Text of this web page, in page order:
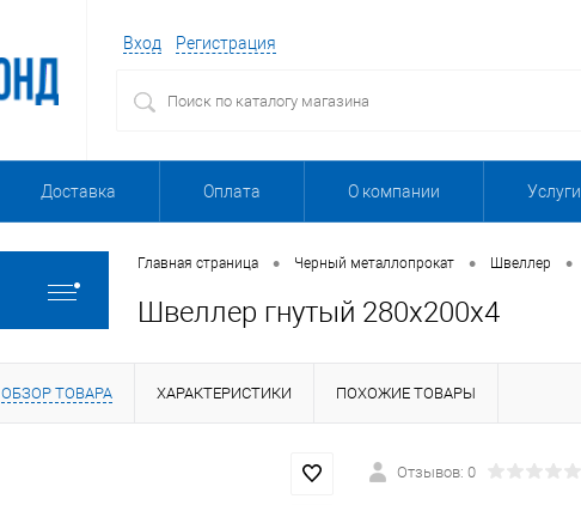
Вход Регистрация
Доставка Оплата О компании Услуги
Главная страница • Черный металлопрокат • Швеллер •
Швеллер гнутый 280х200х4
ОБЗОР ТОВАРА ХАРАКТЕРИСТИКИ ПОХОЖИЕ ТОВАРЫ
Отзывов: 0